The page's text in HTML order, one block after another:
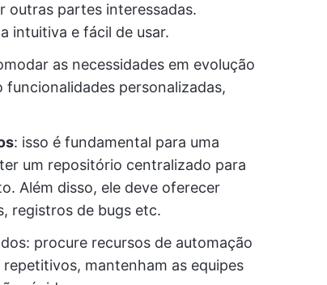
outras partes interessadas.
intuitiva e fácil de usar.
as necessidades em evolução
personalizadas,
: isso é fundamental para uma
um repositório centralizado para
Além disso, ele deve oferecer
registros de bugs etc.
procure recursos de automação
mantenham as equipes